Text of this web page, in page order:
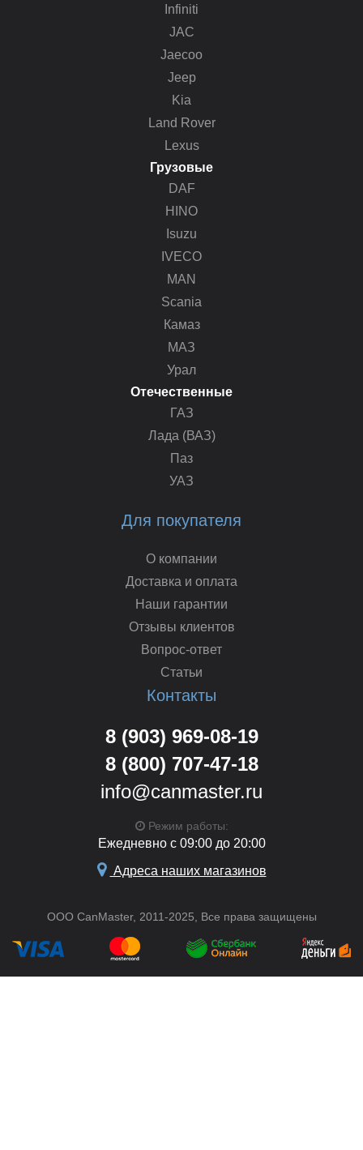
Infiniti
JAC
Jaecoo
Jeep
Kia
Land Rover
Lexus
Грузовые
DAF
HINO
Isuzu
IVECO
MAN
Scania
Камаз
МАЗ
Урал
Отечественные
ГАЗ
Лада (ВАЗ)
Паз
УАЗ
Для покупателя
О компании
Доставка и оплата
Наши гарантии
Отзывы клиентов
Вопрос-ответ
Статьи
Контакты
8 (903) 969-08-19
8 (800) 707-47-18
info@canmaster.ru
Режим работы:
Ежедневно с 09:00 до 20:00
Адреса наших магазинов
ООО CanMaster, 2011-2025, Все права защищены